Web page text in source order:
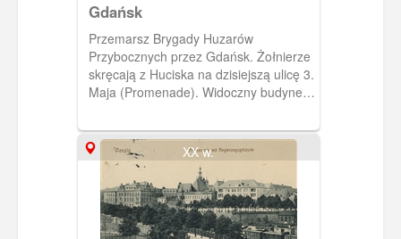
Gdańsk
Przemarsz Brygady Huzarów
Przybocznych przez Gdańsk. Żołnierze
skręcają z Huciska na dzisiejszą ulicę 3.
Maja (Promenade). Widoczny budynek
dzisiejszy Urząd Pracy.
XX w.